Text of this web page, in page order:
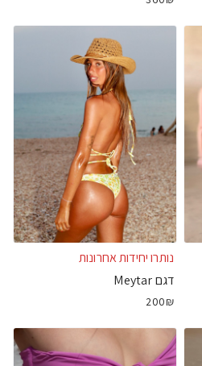
נותרו יחידות אחרונות
דגם Meytar
200₪